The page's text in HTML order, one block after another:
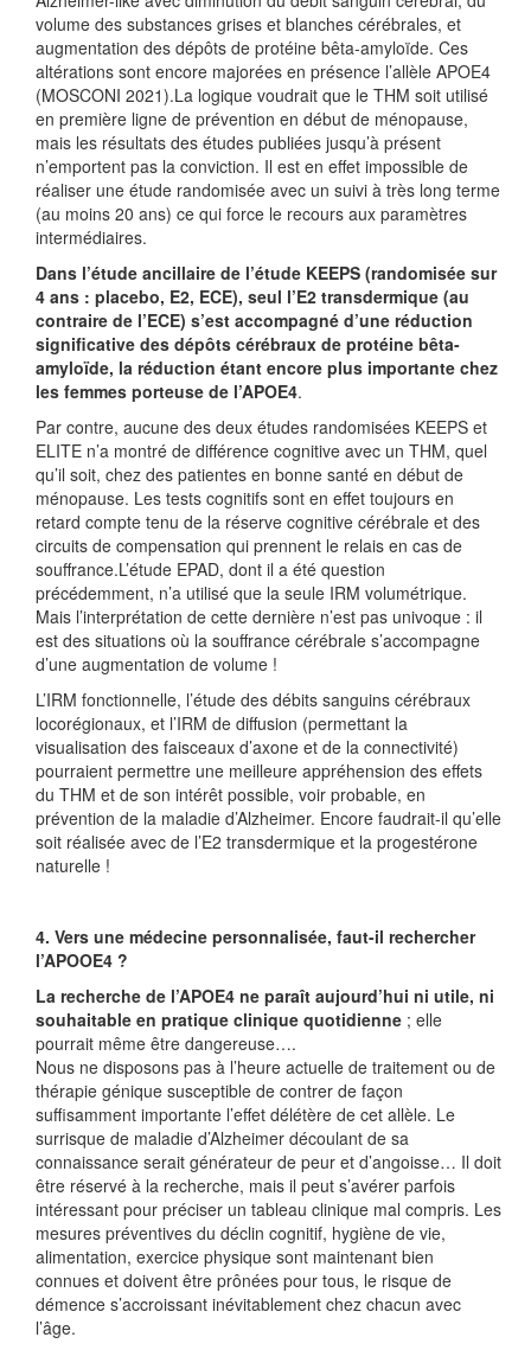
volume des substances grises et blanches cérébrales, et
augmentation des dépôts de protéine bêta-amyloïde. Ces
altérations sont encore majorées en présence l’allèle APOE4
(MOSCONI 2021).La logique voudrait que le THM soit utilisé
en première ligne de prévention en début de ménopause,
mais les résultats des études publiées jusqu’à présent
n’emportent pas la conviction. Il est en effet impossible de
réaliser une étude randomisée avec un suivi à très long terme
(au moins 20 ans) ce qui force le recours aux paramètres
intermédiaires.
Dans l’étude ancillaire de l’étude KEEPS (randomisée sur
4 ans : placebo, E2, ECE), seul l’E2 transdermique (au
contraire de l’ECE) s’est accompagné d’une réduction
significative des dépôts cérébraux de protéine bêta-
amyloïde, la réduction étant encore plus importante chez
les femmes porteuse de l’APOE4.
Par contre, aucune des deux études randomisées KEEPS et
ELITE n’a montré de différence cognitive avec un THM, quel
qu’il soit, chez des patientes en bonne santé en début de
ménopause. Les tests cognitifs sont en effet toujours en
retard compte tenu de la réserve cognitive cérébrale et des
circuits de compensation qui prennent le relais en cas de
souffrance.L’étude EPAD, dont il a été question
précédemment, n’a utilisé que la seule IRM volumétrique.
Mais l’interprétation de cette dernière n’est pas univoque : il
est des situations où la souffrance cérébrale s’accompagne
d’une augmentation de volume !
L’IRM fonctionnelle, l’étude des débits sanguins cérébraux
locorégionaux, et l’IRM de diffusion (permettant la
visualisation des faisceaux d’axone et de la connectivité)
pourraient permettre une meilleure appréhension des effets
du THM et de son intérêt possible, voir probable, en
prévention de la maladie d’Alzheimer. Encore faudrait-il qu’elle
soit réalisée avec de l’E2 transdermique et la progestérone
naturelle !
4. Vers une médecine personnalisée, faut-il rechercher
l’APOOE4 ?
La recherche de l’APOE4 ne paraît aujourd’hui ni utile, ni
souhaitable en pratique clinique quotidienne ; elle
pourrait même être dangereuse….
Nous ne disposons pas à l’heure actuelle de traitement ou de
thérapie génique susceptible de contrer de façon
suffisamment importante l’effet délétère de cet allèle. Le
surrisque de maladie d’Alzheimer découlant de sa
connaissance serait générateur de peur et d’angoisse… Il doit
être réservé à la recherche, mais il peut s’avérer parfois
intéressant pour préciser un tableau clinique mal compris. Les
mesures préventives du déclin cognitif, hygiène de vie,
alimentation, exercice physique sont maintenant bien
connues et doivent être prônées pour tous, le risque de
démence s’accroissant inévitablement chez chacun avec
l’âge.